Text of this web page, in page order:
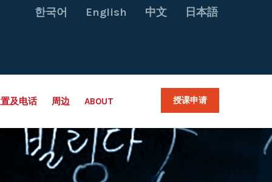
한국어 English 中文 日本語
及电话 周边 ABOUT 授课申请